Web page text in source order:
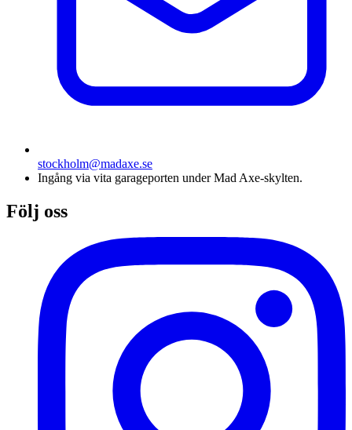
stockholm@madaxe.se
Ingång via vita garageporten under Mad Axe-skylten.
Följ oss